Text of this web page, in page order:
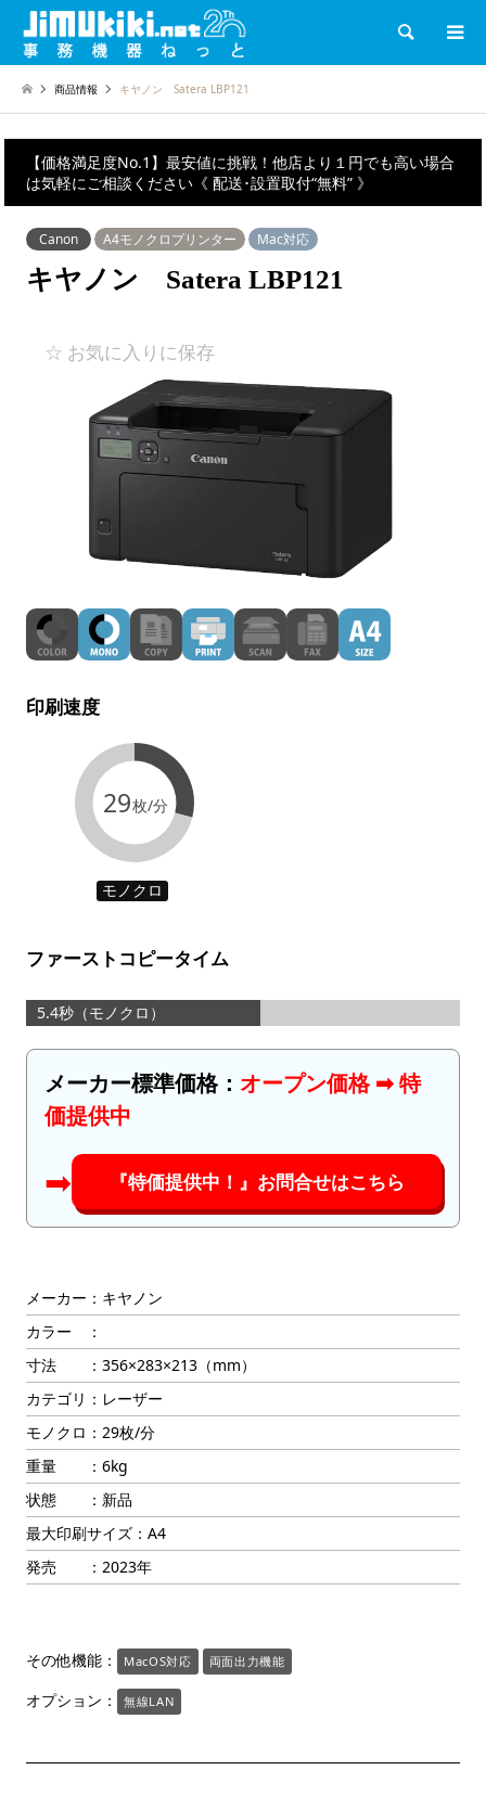
検索
商品情報 キヤノン Satera LBP121
【価格満足度No.1】最安値に挑戦！他店より１円でも高い場合
は気軽にご相談ください《 配送･設置取付“無料” 》
Canon A4モノクロプリンター Mac対応
キヤノン Satera LBP121
☆ お気に入りに保存
印刷速度
29枚/分
モノクロ
ファーストコピータイム
5.4秒（モノクロ）
メーカー標準価格： オープン価格 ➡︎ 特
価提供中
➡︎ 『特価提供中！』お問合せはこちら
メーカー：キヤノン
カラー ：
寸法 ：356×283×213（mm）
カテゴリ：レーザー
モノクロ：29枚/分
重量 ：6kg
状態 ：新品
最大印刷サイズ：A4
発売 ：2023年
その他機能： MacOS対応 両面出力機能
オプション： 無線LAN